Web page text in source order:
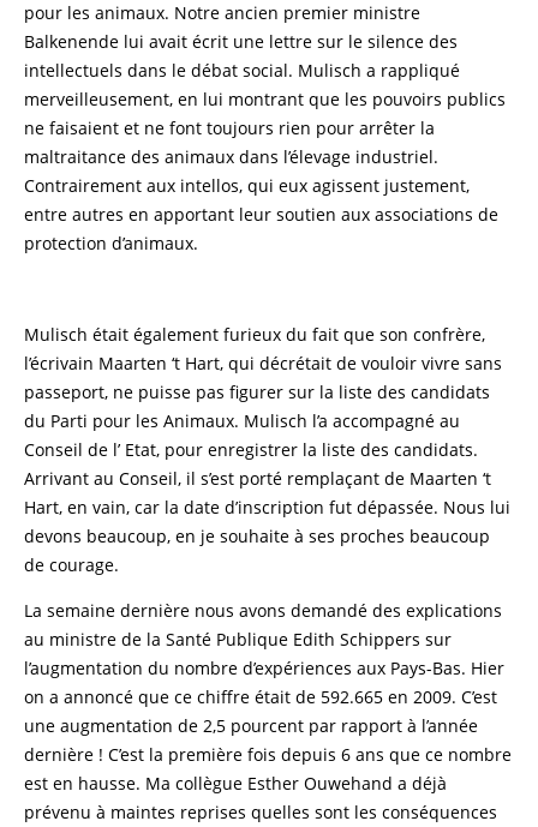
pour les animaux. Notre ancien premier ministre
Balkenende lui avait écrit une lettre sur le silence des
intellectuels dans le débat social. Mulisch a rappliqué
merveilleusement, en lui montrant que les pouvoirs publics
ne faisaient et ne font toujours rien pour arrêter la
maltraitance des animaux dans l’élevage industriel.
Contrairement aux intellos, qui eux agissent justement,
entre autres en apportant leur soutien aux associations de
protection d’animaux.
Mulisch était également furieux du fait que son confrère,
l’écrivain Maarten ‘t Hart, qui décrétait de vouloir vivre sans
passeport, ne puisse pas figurer sur la liste des candidats
du Parti pour les Animaux. Mulisch l’a accompagné au
Conseil de l’ Etat, pour enregistrer la liste des candidats.
Arrivant au Conseil, il s’est porté remplaçant de Maarten ‘t
Hart, en vain, car la date d’inscription fut dépassée. Nous lui
devons beaucoup, en je souhaite à ses proches beaucoup
de courage.
La semaine dernière nous avons demandé des explications
au ministre de la Santé Publique Edith Schippers sur
l’augmentation du nombre d’expériences aux Pays-Bas. Hier
on a annoncé que ce chiffre était de 592.665 en 2009. C’est
une augmentation de 2,5 pourcent par rapport à l’année
dernière ! C’est la première fois depuis 6 ans que ce nombre
est en hausse. Ma collègue Esther Ouwehand a déjà
prévenu à maintes reprises quelles sont les conséquences